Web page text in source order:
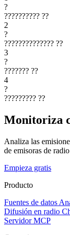
?
?????????? ??
2
?
?????????????? ??
3
?
??????? ??
4
?
????????? ??
Monitoriza
Analiza las
de emisoras de
Empieza gratis
Producto
Fuentes de datos
Difusión en radio
Servidor MCP